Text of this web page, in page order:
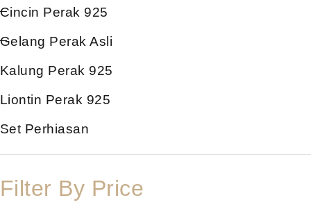
Cincin Perak 925
Gelang Perak Asli
Kalung Perak 925
Liontin Perak 925
Set Perhiasan
Filter By Price